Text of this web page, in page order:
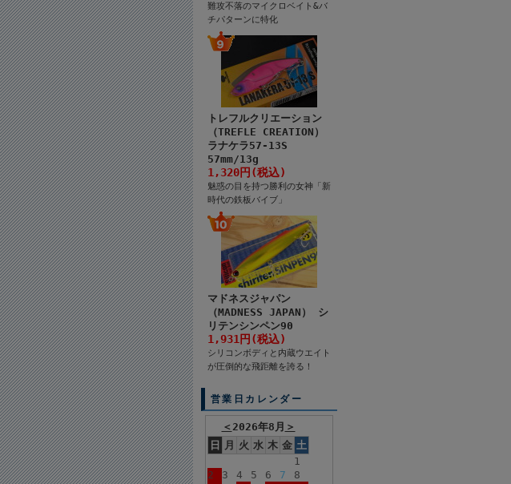
難攻不落のマイクロベイト&バ
チパターンに特化
トレフルクリエーション
（TREFLE CREATION）
ラナケラ57-13S
57mm/13g
1,320円(税込)
魅惑の目を持つ勝利の女神「新
時代の鉄板バイブ」
マドネスジャパン
（MADNESS JAPAN） シ
リテンシンペン90
1,931円(税込)
シリコンボディと内蔵ウエイト
が圧倒的な飛距離を誇る！
営業日カレンダー
＜ 2026年8月 ＞
日
月 火 水 木 金 土
1
2
3 4 5 6 7
8